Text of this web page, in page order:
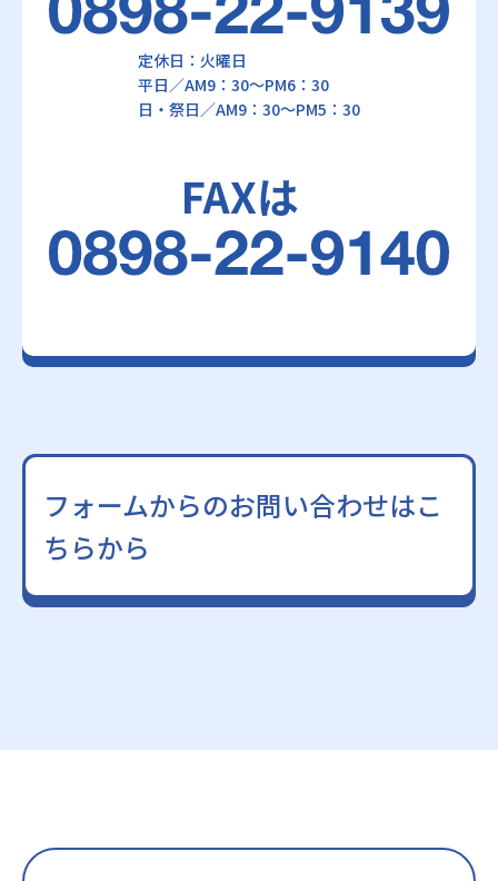
定休日：火曜日
平日／AM9：30～PM6：30
日・祭日／AM9：30～PM5：30
FAXは
フォームからのお問い合わせはこ
ちらから